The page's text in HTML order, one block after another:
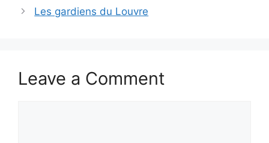
Les gardiens du Louvre
Leave a Comment